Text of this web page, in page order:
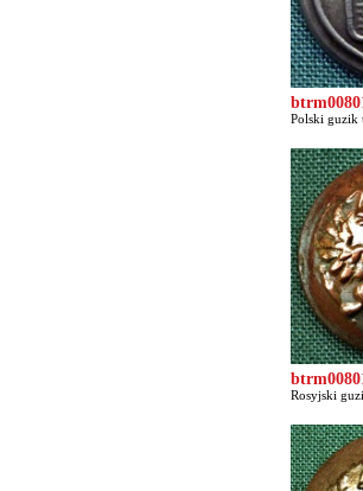
Polski guzik
Rosyjski